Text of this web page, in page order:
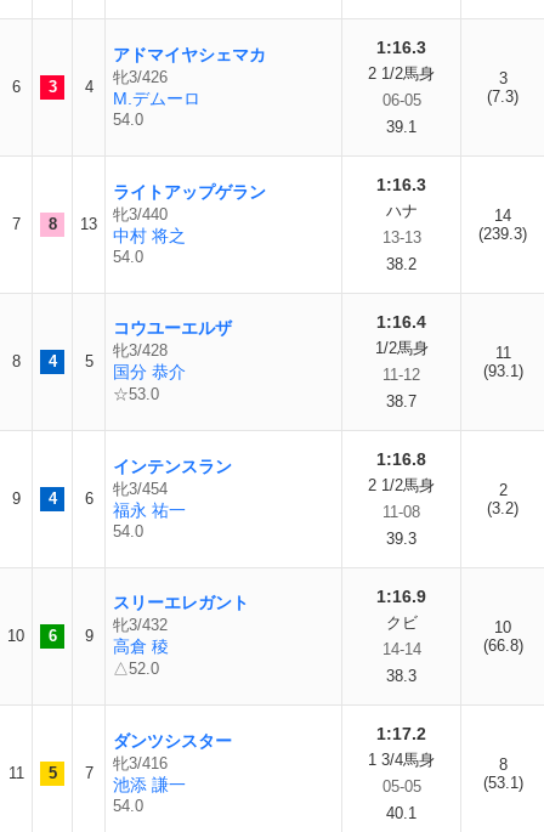
6 3 4
アドマイヤシェマカ
牝3/426
M.デムーロ
54.0
1:16.3
2 1/2馬身
06-05
39.1
3
(7.3)
7 8 13
ライトアップゲラン
牝3/440
中村 将之
54.0
1:16.3
ハナ
13-13
38.2
14
(239.3)
8 4 5
コウユーエルザ
牝3/428
国分 恭介
☆53.0
1:16.4
1/2馬身
11-12
38.7
11
(93.1)
9 4 6
インテンスラン
牝3/454
福永 祐一
54.0
1:16.8
2 1/2馬身
11-08
39.3
2
(3.2)
10 6 9
スリーエレガント
牝3/432
高倉 稜
△52.0
1:16.9
クビ
14-14
38.3
10
(66.8)
11 5 7
ダンツシスター
牝3/416
池添 謙一
54.0
1:17.2
1 3/4馬身
05-05
40.1
8
(53.1)